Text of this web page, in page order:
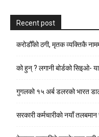
Recent post
करोडौँको ठगी, मृतक व्यक्तिकै
को हुन् ? लगानी बोर्डको सिइओ-
गुगलको १५ अर्ब डलरको भारत
सरकारी कर्मचारीकाे नयाँ